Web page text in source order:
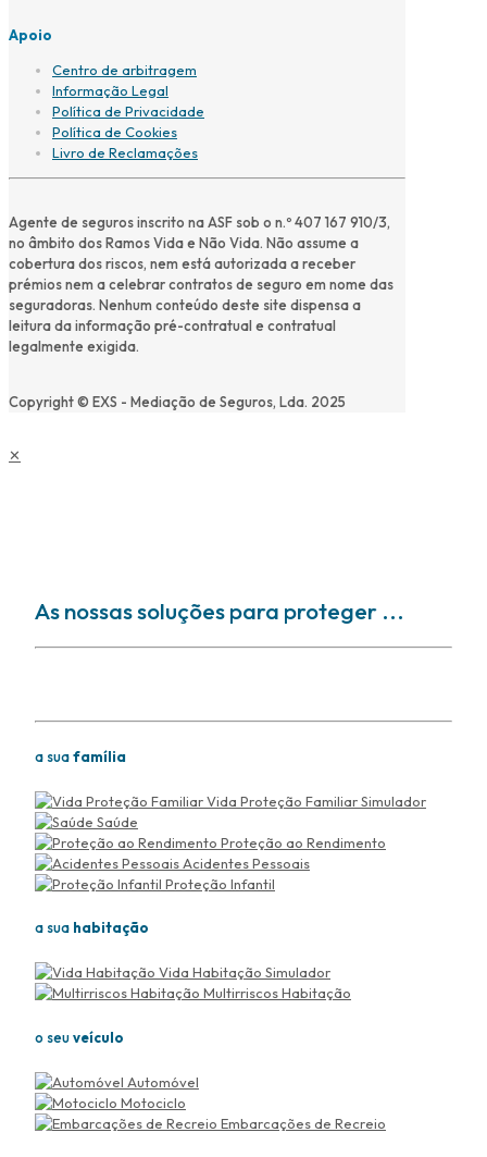
Apoio
Centro de arbitragem
Informação Legal
Política de Privacidade
Política de Cookies
Livro de Reclamações
Agente de seguros inscrito na ASF sob o n.º 407 167 910/3,
no âmbito dos Ramos Vida e Não Vida. Não assume a
cobertura dos riscos, nem está autorizada a receber
prémios nem a celebrar contratos de seguro em nome das
seguradoras. Nenhum conteúdo deste site dispensa a
leitura da informação pré-contratual e contratual
legalmente exigida.
Copyright © EXS - Mediação de Seguros, Lda. 2025
✕
As nossas soluções para proteger ...
a suafamília
Vida Proteção FamiliarSimulador
Saúde
Proteção ao Rendimento
Acidentes Pessoais
Proteção Infantil
a sua habitação
Vida Habitação Simulador
Multirriscos Habitação
o seuveículo
Automóvel
Motociclo
Embarcações de Recreio